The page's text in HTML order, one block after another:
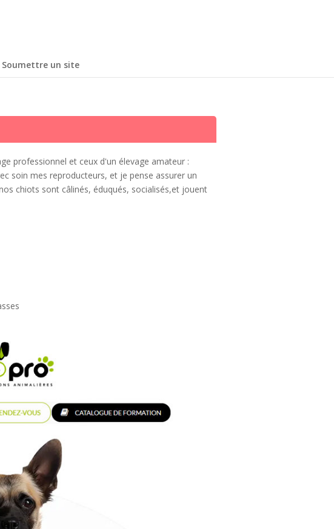
Soumettre un site
professionnel et ceux d'un élevage amateur :
soin mes reproducteurs, et je pense assurer un
chiots sont câlinés, éduqués, socialisés,et jouent